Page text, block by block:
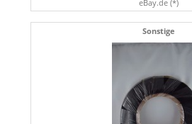
eBay.de (*)
Sonstige